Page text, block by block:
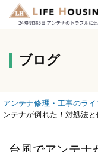
ブログ
アンテナ修理・工事のラ
ンテナが倒れた！対処法